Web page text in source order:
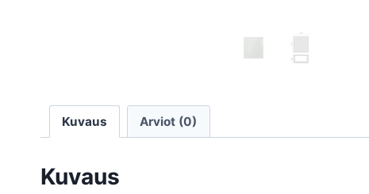
Kuvaus Arviot (0)
Kuvaus